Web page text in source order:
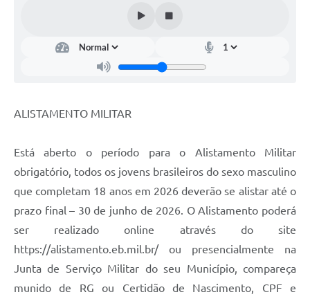
ALISTAMENTO MILITAR
Está aberto o período para o Alistamento Militar
obrigatório, todos os jovens brasileiros do sexo masculino
que completam 18 anos em 2026 deverão se alistar até o
prazo final – 30 de junho de 2026. O Alistamento poderá
ser realizado online através do site
https://alistamento.eb.mil.br/ ou presencialmente na
Junta de Serviço Militar do seu Município, compareça
munido de RG ou Certidão de Nascimento, CPF e